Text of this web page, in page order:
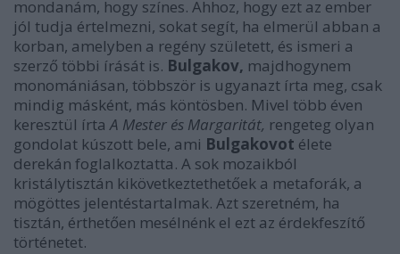
mondanám, hogy színes. Ahhoz, hogy ezt az ember
jól tudja értelmezni, sokat segít, ha elmerül abban a
korban, amelyben a regény született, és ismeri a
szerző többi írását is. Bulgakov, majdhogynem
monomániásan, többször is ugyanazt írta meg, csak
mindig másként, más köntösben. Mivel több éven
keresztül írtaA Mester és Margaritát, rengeteg olyan
gondolat kúszott bele, ami Bulgakovot élete
derekán foglalkoztatta. A sok mozaikból
kristálytisztán kikövetkeztethetőek a metaforák, a
mögöttes jelentéstartalmak. Azt szeretném, ha
tisztán, érthetően mesélnénk el ezt az érdekfeszítő
történetet.